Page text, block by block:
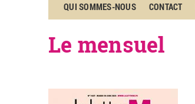
QUI SOMMES-NOUS CONTACT
Le mensuel